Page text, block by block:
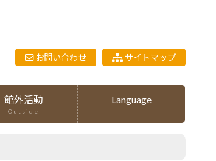
お問い合わせ サイトマップ
館外活動
Outside
Language